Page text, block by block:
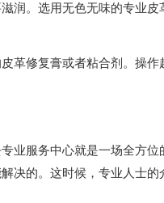
。选用无色无味的专业皮
修复膏或者粘合剂。操作
服务中心就是一场全方位
决的。这时候，专业人士